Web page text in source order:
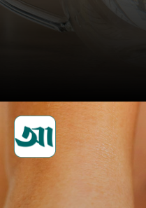
বিভিন্ন কাজে
পানি ব্যবহার